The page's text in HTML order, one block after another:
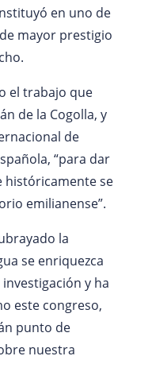
en uno de
mayor prestigio
el trabajo que
de la Cogolla, y
de
“para dar
históricamente se
emilianense”.
la
se enriquezca
y ha
este congreso,
punto de
nuestra